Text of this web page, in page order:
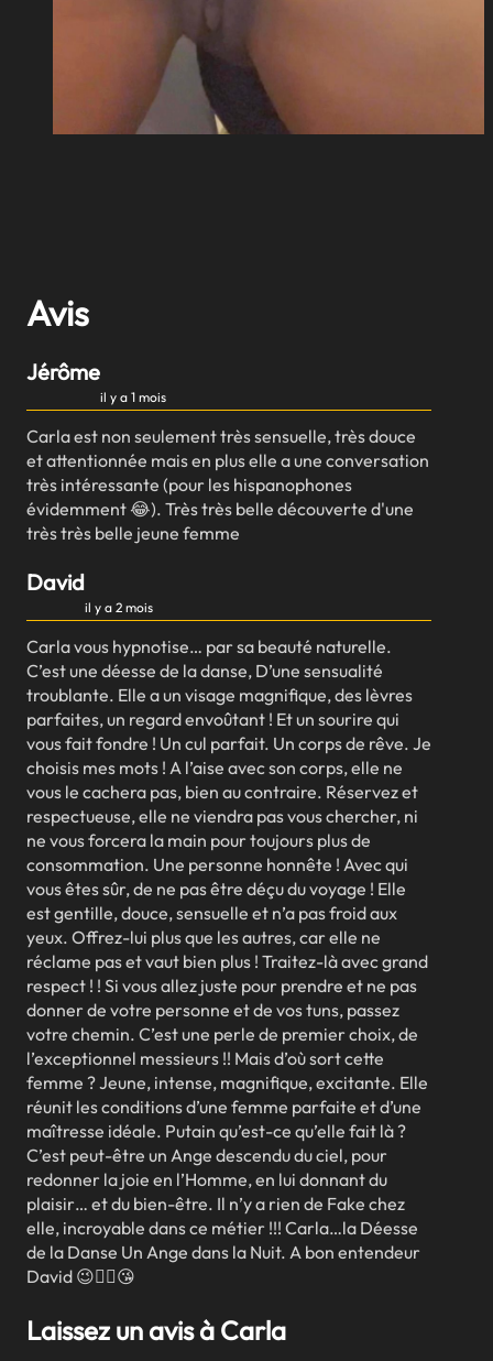
Avis
Jérôme
il y a 1 mois
Carla est non seulement très sensuelle, très douce
et attentionnée mais en plus elle a une conversation
très intéressante (pour les hispanophones
évidemment 😂). Très très belle découverte d'une
très très belle jeune femme
David
il y a 2 mois
Carla vous hypnotise… par sa beauté naturelle.
C’est une déesse de la danse, D’une sensualité
troublante. Elle a un visage magnifique, des lèvres
parfaites, un regard envoûtant ! Et un sourire qui
vous fait fondre ! Un cul parfait. Un corps de rêve. Je
choisis mes mots ! A l’aise avec son corps, elle ne
vous le cachera pas, bien au contraire. Réservez et
respectueuse, elle ne viendra pas vous chercher, ni
ne vous forcera la main pour toujours plus de
consommation. Une personne honnête ! Avec qui
vous êtes sûr, de ne pas être déçu du voyage ! Elle
est gentille, douce, sensuelle et n’a pas froid aux
yeux. Offrez-lui plus que les autres, car elle ne
réclame pas et vaut bien plus ! Traitez-là avec grand
respect ! ! Si vous allez juste pour prendre et ne pas
donner de votre personne et de vos tuns, passez
votre chemin. C’est une perle de premier choix, de
l’exceptionnel messieurs !! Mais d’où sort cette
femme ? Jeune, intense, magnifique, excitante. Elle
réunit les conditions d’une femme parfaite et d’une
maîtresse idéale. Putain qu’est-ce qu’elle fait là ?
C’est peut-être un Ange descendu du ciel, pour
redonner la joie en l’Homme, en lui donnant du
plaisir… et du bien-être. Il n’y a rien de Fake chez
elle, incroyable dans ce métier !!! Carla…la Déesse
de la Danse Un Ange dans la Nuit. A bon entendeur
David 😉😮‍💨😘
Laissez un avis à Carla